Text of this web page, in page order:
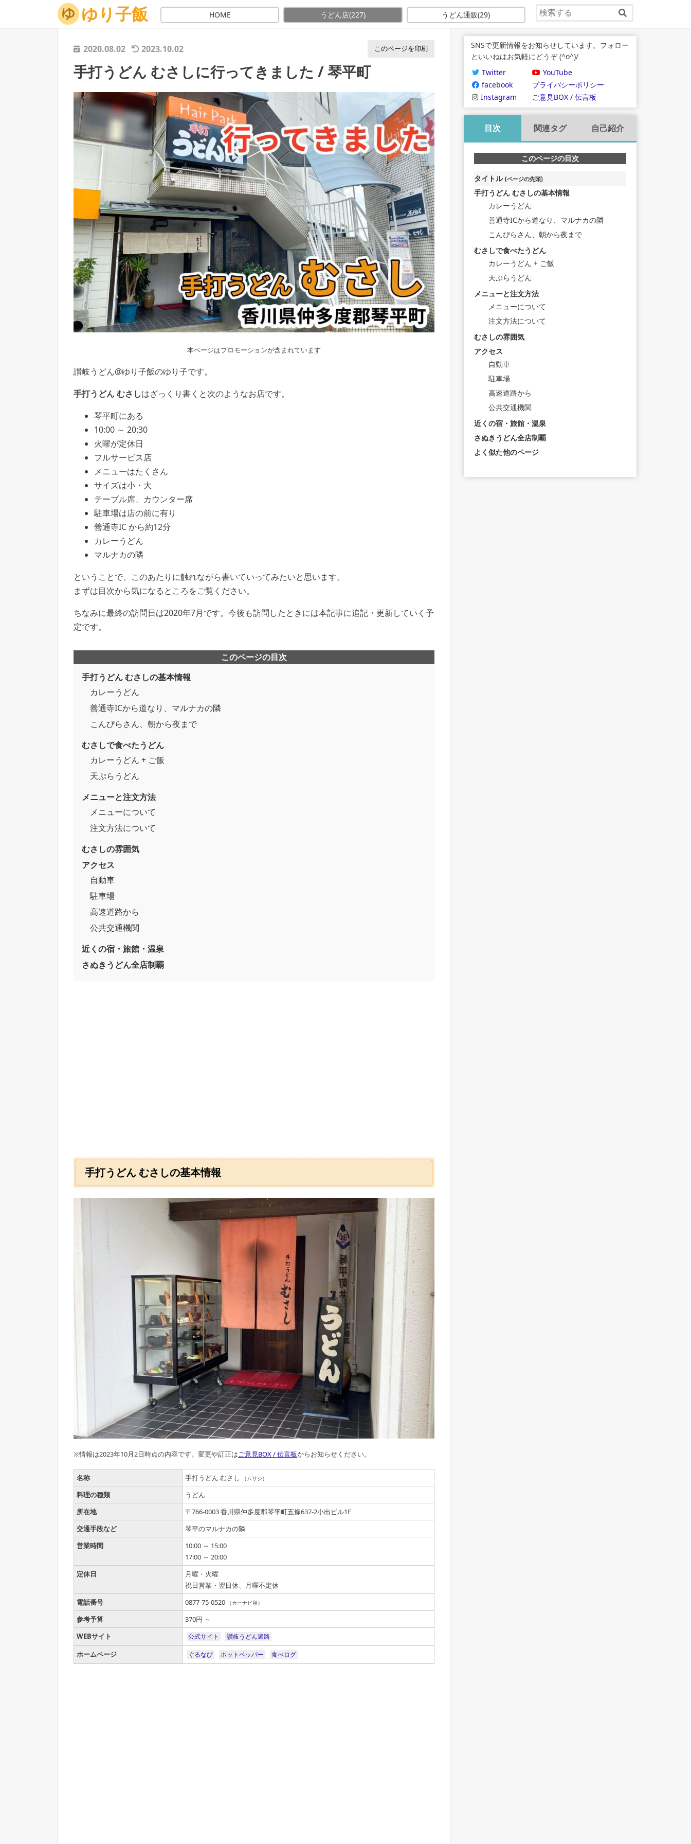
ゆり子飯 HOME うどん店(227) うどん通販(29)
ホーム 讃岐うどん うどん店 手打うどん むさしに行ってきました / 琴平町
2020.08.02 2023.10.02 このページを印刷
手打うどん むさしに行ってきました / 琴平町
本ページはプロモーションが含まれています
讃岐うどん@ゆり子飯のゆり子です。
手打うどん むさしはざっくり書くと次のようなお店です。
琴平町にある
10:00 ～ 20:30
火曜が定休日
フルサービス店
メニューはたくさん
サイズは小・大
テーブル席、カウンター席
駐車場は店の前に有り
善通寺IC から約12分
カレーうどん
マルナカの隣
ということで、このあたりに触れながら書いていってみたいと思います。
まずは目次から気になるところをご覧ください。
ちなみに最終の訪問日は2020年7月です。今後も訪問したときには本記事に追記・更新していく予
定です。
このページの目次
手打うどん むさしの基本情報
カレーうどん
善通寺ICから道なり、マルナカの隣
こんぴらさん、朝から夜まで
むさしで食べたうどん
カレーうどん + ご飯
天ぷらうどん
メニューと注文方法
メニューについて
注文方法について
むさしの雰囲気
アクセス
自動車
駐車場
高速道路から
公共交通機関
近くの宿・旅館・温泉
さぬきうどん全店制覇
手打うどん むさしの基本情報
※情報は2023年10月2日時点の内容です。変更や訂正はご意見BOX / 伝言板からお知らせください。
名称 手打うどん むさし （ムサシ）
料理の種類
うどん
所在地
〒766-0003 香川県仲多度郡琴平町五條637-2小出ビル1F
交通手段など
琴平のマルナカの隣
営業時間
10:00 ～ 15:00
17:00 ～ 20:00
定休日
月曜・火曜
祝日営業・翌日休、月曜不定休
電話番号
0877-75-0520 （カーナビ用）
参考予算
370円 ～
WEBサイト
公式サイト 讃岐うどん遍路
ホームページ ぐるなび ホットペッパー 食べログ
SNSで更新情報をお知らせしています。フォロー
といいねはお気軽にどうぞ (^o^)/
Twitter
YouTube
facebook
プライバシーポリシー
Instagram
ご意見BOX / 伝言板
目次
このページの目次
タイトル (ページの先頭)
手打うどん むさしの基本情報
カレーうどん
善通寺ICから道なり、マルナカの隣
こんぴらさん、朝から夜まで
むさしで食べたうどん
カレーうどん + ご飯
天ぷらうどん
メニューと注文方法
メニューについて
注文方法について
むさしの雰囲気
アクセス
自動車
駐車場
高速道路から
公共交通機関
近くの宿・旅館・温泉
さぬきうどん全店制覇
よく似た他のページ
関連タグ 自己紹介